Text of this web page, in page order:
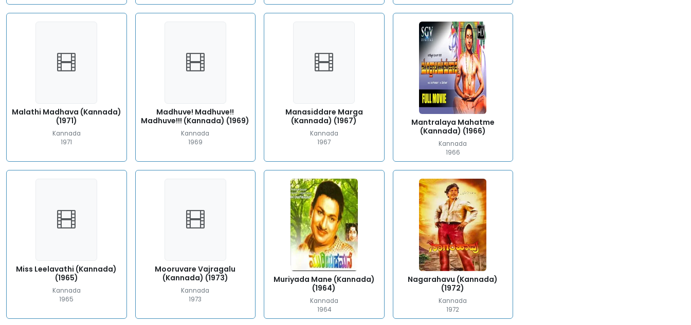
Malathi Madhava (Kannada)
(1971)
Kannada
1971
Madhuve! Madhuve!!
Madhuve!!! (Kannada) (1969)
Kannada
1969
Manasiddare Marga
(Kannada) (1967)
Kannada
1967
Mantralaya Mahatme
(Kannada) (1966)
Kannada
1966
Miss Leelavathi (Kannada)
(1965)
Kannada
1965
Mooruvare Vajragalu
(Kannada) (1973)
Kannada
1973
Muriyada Mane (Kannada)
(1964)
Kannada
1964
Nagarahavu (Kannada)
(1972)
Kannada
1972